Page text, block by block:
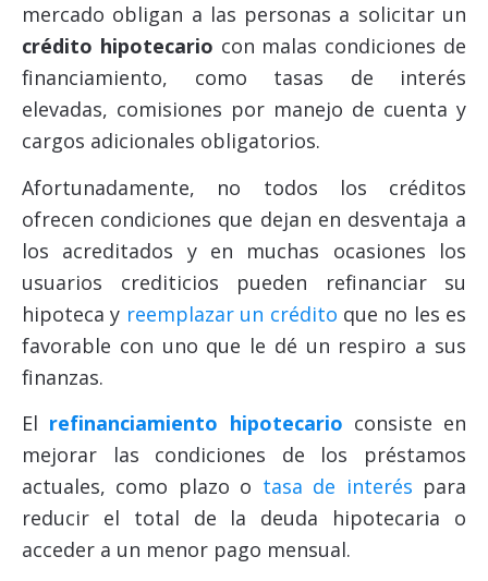
mercado obligan a las personas a solicitar un
crédito hipotecario con malas condiciones de
financiamiento, como tasas de interés
elevadas, comisiones por manejo de cuenta y
cargos adicionales obligatorios.
Afortunadamente, no todos los créditos
ofrecen condiciones que dejan en desventaja a
los acreditados y en muchas ocasiones los
usuarios crediticios pueden refinanciar su
hipoteca y reemplazar un crédito que no les es
favorable con uno que le dé un respiro a sus
finanzas.
El refinanciamiento hipotecario consiste en
mejorar las condiciones de los préstamos
actuales, como plazo o tasa de interés para
reducir el total de la deuda hipotecaria o
acceder a un menor pago mensual.